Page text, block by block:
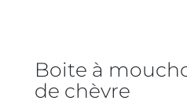
Boite à
de chèvre